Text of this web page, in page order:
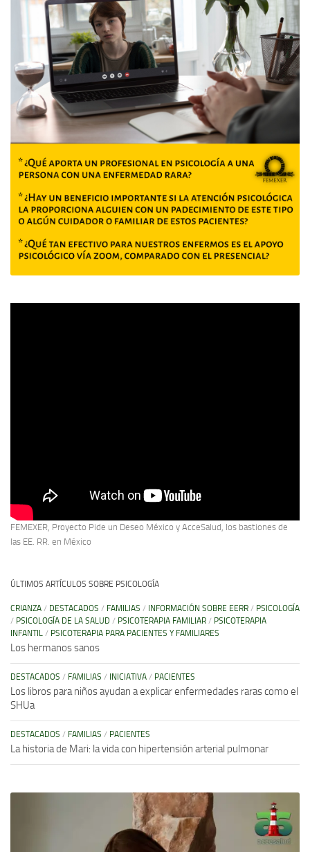
FEMEXER, Proyecto Pide un Deseo México y AcceSalud, los bastiones de
las EE. RR. en México
ÚLTIMOS ARTÍCULOS SOBRE PSICOLOGÍA
CRIANZA / DESTACADOS / FAMILIAS / INFORMACIÓN SOBRE EERR / PSICOLOGÍA
/ PSICOLOGÍA DE LA SALUD / PSICOTERAPIA FAMILIAR / PSICOTERAPIA
INFANTIL / PSICOTERAPIA PARA PACIENTES Y FAMILIARES
Los hermanos sanos
DESTACADOS / FAMILIAS / INICIATIVA / PACIENTES
Los libros para niños ayudan a explicar enfermedades raras como el
SHUa
DESTACADOS / FAMILIAS / PACIENTES
La historia de Mari: la vida con hipertensión arterial pulmonar